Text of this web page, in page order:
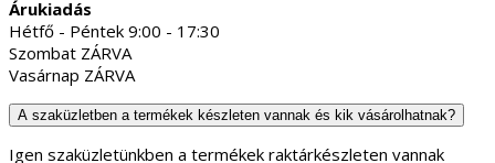
Árukiadás
Hétfő - Péntek 9:00 - 17:30
Szombat ZÁRVA
Vasárnap ZÁRVA
A szaküzletben a termékek készleten vannak és kik vásárolhatnak?
Igen szaküzletünkben a termékek raktárkészleten vannak